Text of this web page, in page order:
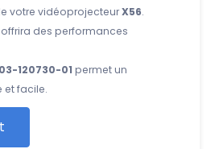
votre vidéoprojecteurX56.
des performances
120730-01 permet un
et facile.